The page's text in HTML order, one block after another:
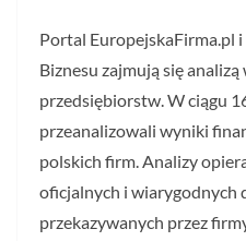
Portal EuropejskaFirma.pl
Biznesu zajmują się
przedsiębiorstw. W ciągu
przeanalizowali wyniki
polskich firm. Analizy
oficjalnych i wiarygodnych
przekazywanych przez